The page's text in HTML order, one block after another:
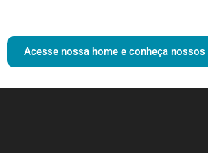
Acesse nossa home e conheça